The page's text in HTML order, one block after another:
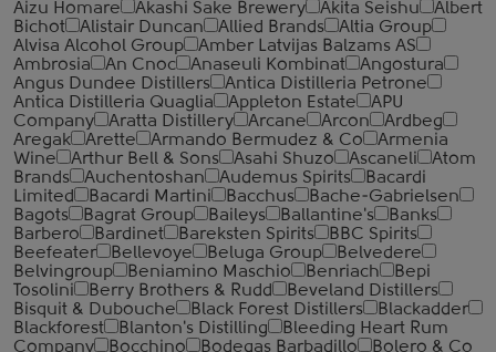
Aizu Homare
Akashi Sake Brewery Akita Seishu
Albert
Bichot
Alistair Duncan Allied Brands
Altia Group
Alvisa Alcohol Group
Amber Latvijas Balzams AS
Ambrosia
An Cnoc Anaseuli Kombinat
Angostura
Angus Dundee Distillers
Antica Distilleria Petrone
Antica Distilleria Quaglia
Appleton Estate
APU
Company
Aratta Distillery Arcane Arcon
Ardbeg
Aregak
Arette Armando Bermudez & Co
Armenia
Wine
Arthur Bell & Sons Asahi Shuzo Ascaneli
Atom
Brands
Auchentoshan Audemus Spirits
Bacardi
Limited
Bacardi Martini Bacchus
Bache-Gabrielsen
Bagots
Bagrat Group Baileys Ballantine's
Banks
Barbero
Bardinet Bareksten Spirits
BBC Spirits
Beefeater
Bellevoye Beluga Group
Belvedere
Belvingroup
Beniamino Maschio Benriach
Bepi
Tosolini
Berry Brothers & Rudd
Beveland Distillers
Bisquit & Dubouche
Black Forest Distillers
Blackadder
Blackforest
Blanton's Distilling
Bleeding Heart Rum
Company
Bocchino Bodegas Barbadillo
Bolero & Co